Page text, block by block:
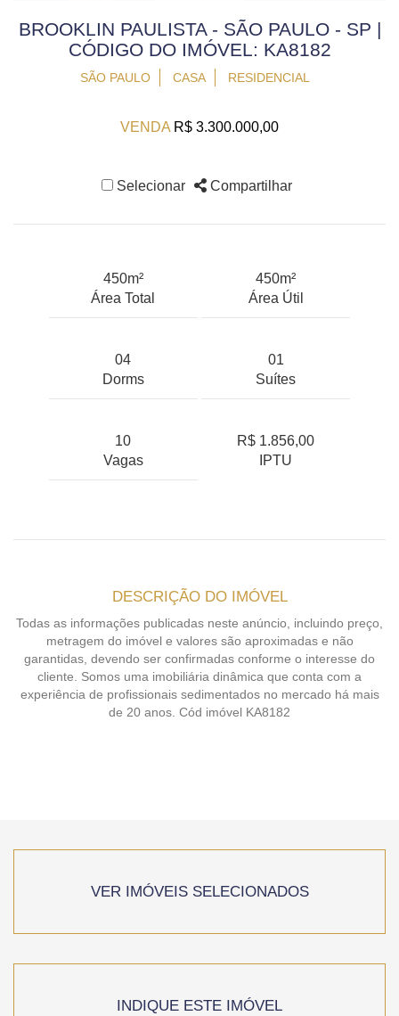
BROOKLIN PAULISTA - SÃO PAULO - SP |
CÓDIGO DO IMÓVEL: KA8182
SÃO PAULO CASA RESIDENCIAL
VENDA R$ 3.300.000,00
Selecionar Compartilhar
450m²
Área Total
450m²
Área Útil
04
Dorms
01
Suítes
10
Vagas
R$ 1.856,00
IPTU
DESCRIÇÃO DO IMÓVEL
Todas as informações publicadas neste anúncio, incluindo preço,
metragem do imóvel e valores são aproximadas e não
garantidas, devendo ser confirmadas conforme o interesse do
cliente. Somos uma imobiliária dinâmica que conta com a
experiência de profissionais sedimentados no mercado há mais
de 20 anos. Cód imóvel KA8182
VER IMÓVEIS SELECIONADOS
INDIQUE ESTE IMÓVEL